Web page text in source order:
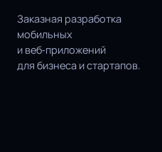
Заказная разработка
мобильных
и веб‑приложений
для бизнеса и стартапов.